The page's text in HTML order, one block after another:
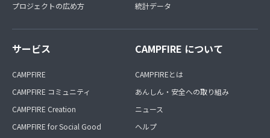
プロジェクトの広め方
統計データ
サービス
CAMPFIRE
CAMPFIRE コミュニティ
CAMPFIRE Creation
CAMPFIRE for Social Good
CAMPFIRE について
CAMPFIREとは
あんしん・安全への取り組み
ニュース
ヘルプ